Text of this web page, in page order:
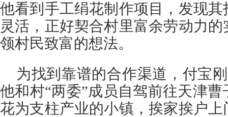
他看到手工绢花制作项目，发现
灵活，正好契合村里富余劳动力
领村民致富的想法。
为找到靠谱的合作渠道，付宝
他和村“两委”成员自驾前往天津
花为支柱产业的小镇，挨家挨户